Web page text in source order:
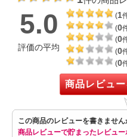
5.0
評価の平均
(1
(0
(0
(0
(0
商品レビュ
この商品のレビューを書きません
商品レビューで貯まったレビュー